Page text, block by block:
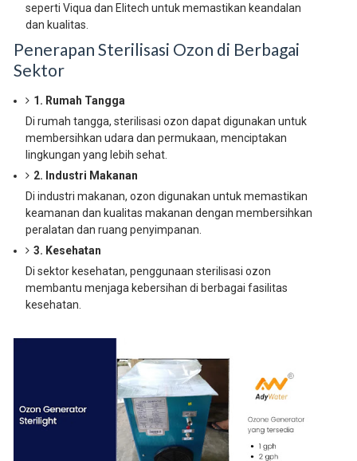
seperti Viqua dan Elitech untuk memastikan keandalan
dan kualitas.
Penerapan Sterilisasi Ozon di Berbagai
Sektor
1. Rumah Tangga
Di rumah tangga, sterilisasi ozon dapat digunakan untuk
membersihkan udara dan permukaan, menciptakan
lingkungan yang lebih sehat.
2. Industri Makanan
Di industri makanan, ozon digunakan untuk memastikan
keamanan dan kualitas makanan dengan membersihkan
peralatan dan ruang penyimpanan.
3. Kesehatan
Di sektor kesehatan, penggunaan sterilisasi ozon
membantu menjaga kebersihan di berbagai fasilitas
kesehatan.